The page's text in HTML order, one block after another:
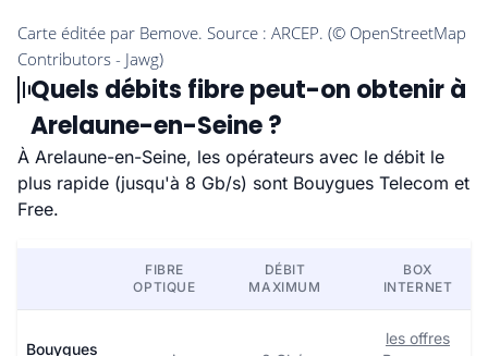
Quels débits fibre peut-on obtenir à
Arelaune-en-Seine ?
À Arelaune-en-Seine, les opérateurs avec le débit le
plus rapide (jusqu'à 8 Gb/s) sont Bouygues Telecom et
Free.
FIBRE
OPTIQUE
DÉBIT
MAXIMUM
BOX
INTERNET
Bouygues
les offres